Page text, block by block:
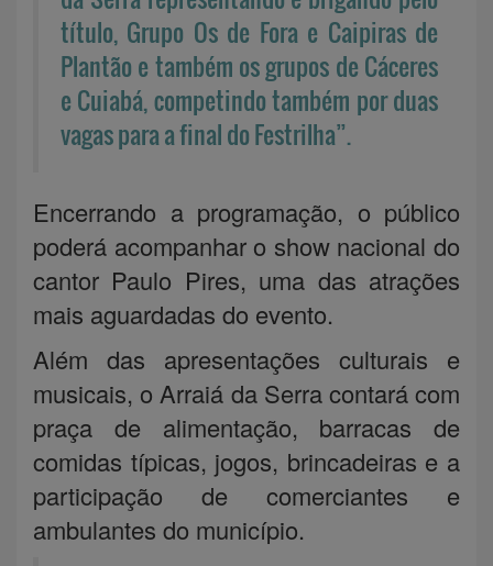
título, Grupo Os de Fora e Caipiras de
Plantão e também os grupos de Cáceres
e Cuiabá, competindo também por duas
vagas para a final do Festrilha”.
Encerrando a programação, o público
poderá acompanhar o show nacional do
cantor Paulo Pires, uma das atrações
mais aguardadas do evento.
Além das apresentações culturais e
musicais, o Arraiá da Serra contará com
praça de alimentação, barracas de
comidas típicas, jogos, brincadeiras e a
participação de comerciantes e
ambulantes do município.